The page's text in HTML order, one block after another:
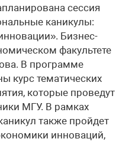
сессия
каникулы:
Бизнес-
факультете
В программе
курс тематических
которые проведут
МГУ. В рамках
также пройдет
инноваций,